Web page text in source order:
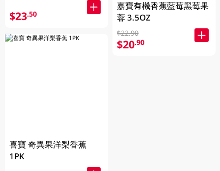
$23.50
喜寶 奇異果洋梨香蕉
1PK
嘉寶有機香蕉藍莓黑莓果
蓉 3.5OZ
$22.90
$20.90